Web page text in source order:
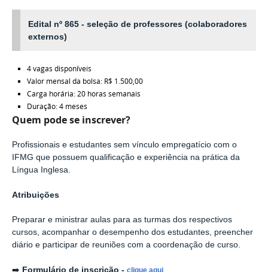
Edital nº 865 - seleção de professores (colaboradores
externos)
4 vagas disponíveis
Valor mensal da bolsa: R$ 1.500,00
Carga horária: 20 horas semanais
Duração: 4 meses
Quem pode se inscrever?
Profissionais e estudantes sem vínculo empregatício com o
IFMG que possuem qualificação e experiência na prática da
Língua Inglesa.
Atribuições
Preparar e ministrar aulas para as turmas dos respectivos
cursos, acompanhar o desempenho dos estudantes, preencher
diário e participar de reuniões com a coordenação de curso.
➡️ Formulário de inscrição - clique aqui